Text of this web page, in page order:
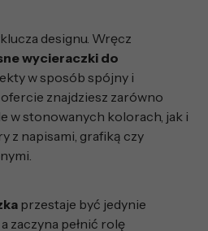
designu. Wręcz
wycieraczki do
w sposób spójny i
znajdziesz zarówno
w stonowanych kolorach, jak i
z napisami, grafiką czy
przestaje być jedynie
zaczyna pełnić rolę